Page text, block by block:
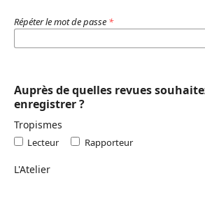
Répéter le mot de passe *
Auprès de quelles revues
enregistrer ?
Tropismes
Lecteur Rapporteur
L'Atelier